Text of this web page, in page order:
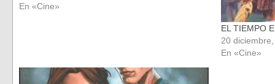
En «Cine»
EL TIEMPO
20
En «Cine»